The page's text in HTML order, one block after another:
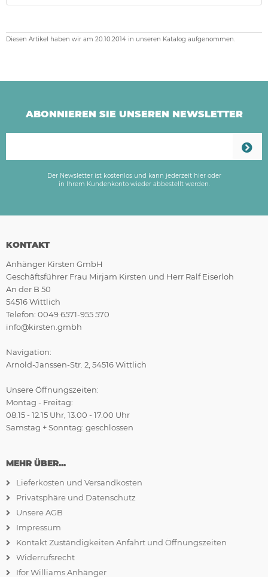
Diesen Artikel haben wir am 20.10.2014 in unseren Katalog aufgenommen.
ABONNIEREN SIE UNSEREN NEWSLETTER
Der Newsletter ist kostenlos und kann jederzeit hier oder
in Ihrem Kundenkonto wieder abbestellt werden.
KONTAKT
Anhänger Kirsten GmbH
Geschäftsführer Frau Mirjam Kirsten und Herr Ralf Eiserloh
An der B 50
54516 Wittlich
Telefon: 0049 6571-955 570
info@kirsten.gmbh
Navigation:
Arnold-Janssen-Str. 2, 54516 Wittlich
Unsere Öffnungszeiten:
Montag - Freitag:
08.15 - 12.15 Uhr, 13.00 - 17.00 Uhr
Samstag + Sonntag: geschlossen
MEHR ÜBER...
Lieferkosten und Versandkosten
Privatsphäre und Datenschutz
Unsere AGB
Impressum
Kontakt Zuständigkeiten Anfahrt und Öffnungszeiten
Widerrufsrecht
Ifor Williams Anhänger